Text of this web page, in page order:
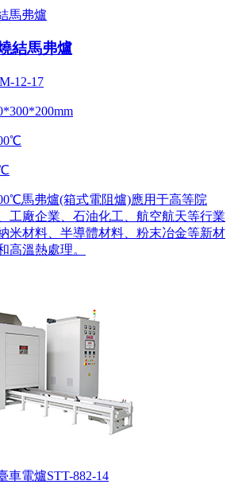
馬弗爐
結馬弗爐
12-17
馬弗爐(箱式電阻爐)應用于高等院
工廠企業、石油化工、航空航天等行業
米材料、半導體材料、粉末冶金等新材
高溫熱處理。
車電爐STT-882-14